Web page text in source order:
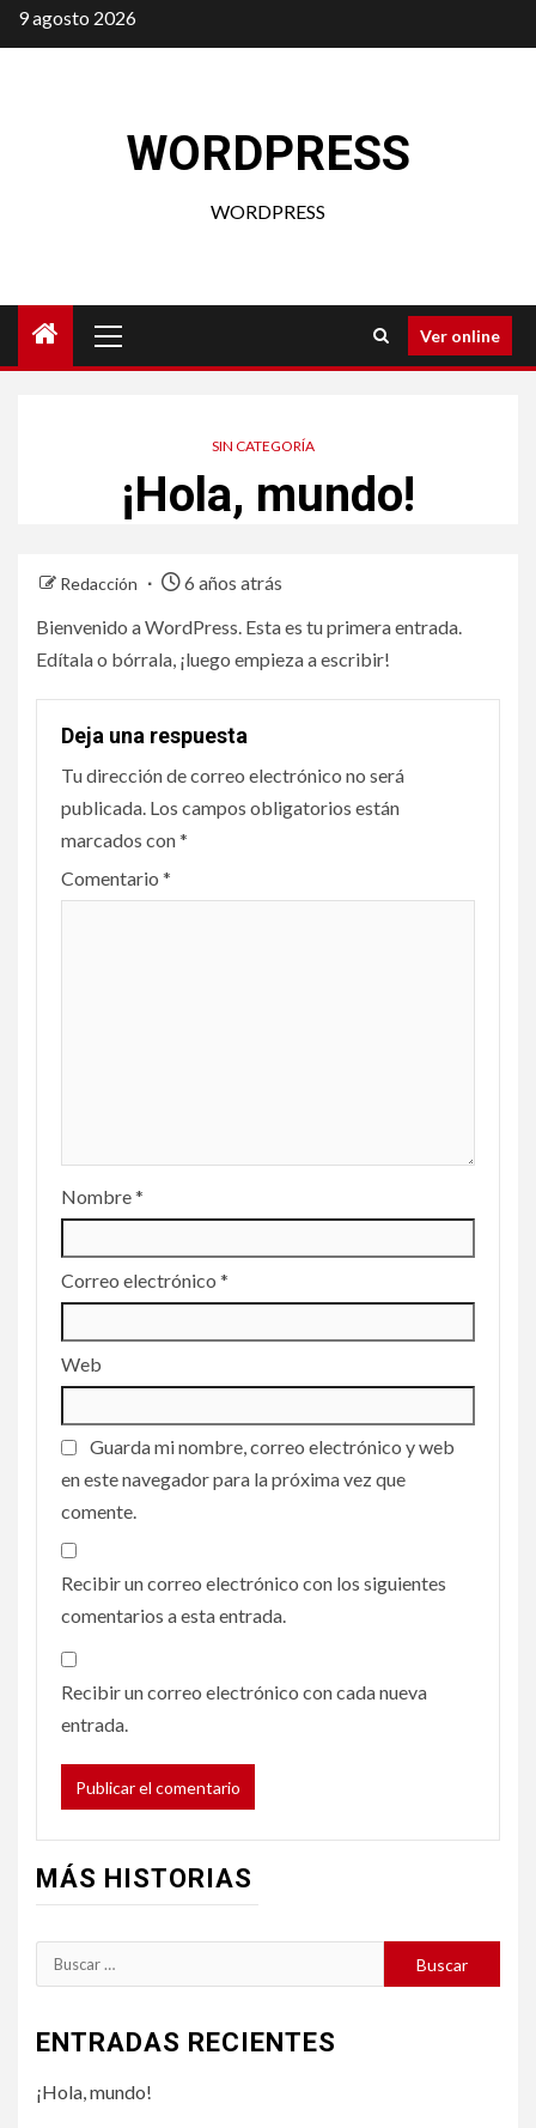
Saltar
al
9 agosto 2026
WORDPRESS
WORDPRESS
principal
Ver online
SIN CATEGORÍA
¡Hola, mundo!
Redacción
6 años atrás
Bienvenido a WordPress. Esta es tu primera entrada.
Edítala o bórrala, ¡luego empieza a escribir!
Deja una respuesta
Tu dirección de correo electrónico no será
publicada. Los campos obligatorios están
marcados con*
Comentario *
Nombre*
Correo electrónico *
Web
Guarda mi nombre, correo electrónico y web
en este navegador para la próxima vez que
comente.
Recibir un correo electrónico con los siguientes
comentarios a esta entrada.
Recibir un correo electrónico con cada nueva
entrada.
MÁS HISTORIAS
Buscar:
ENTRADAS RECIENTES
¡Hola, mundo!